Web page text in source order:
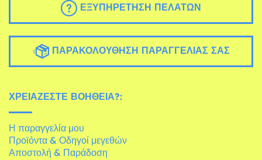
ΕΞΥΠΗΡΈΤΗΣΗ ΠΕΛΑΤΏΝ
ΠΑΡΑΚΟΛΟΎΘΗΣΗ ΠΑΡΑΓΓΕΛΊΑΣ ΣΑΣ
ΧΡΕΙΆΖΕΣΤΕ ΒΟΉΘΕΙΑ?:
Η παραγγελία μου
Προϊόντα & Οδηγοί μεγεθών
Αποστολή & Παράδοση